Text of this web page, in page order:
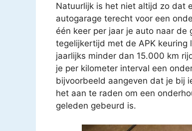
Natuurlijk is het niet altijd zo dat
autogarage terecht voor een
één keer per jaar je auto naar
tegelijkertijd met de APK keuring
jaarlijks minder dan 15.000 km
je per kilometer interval een
bijvoorbeeld aangeven dat je bij
het aan te raden om een
geleden gebeurd is.